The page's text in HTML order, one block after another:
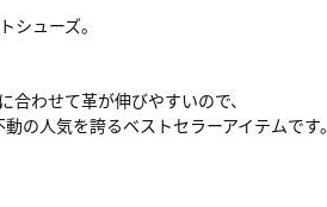
ューズ。
わせて革が伸びやすいので、
の人気を誇るベストセラーアイテムです。